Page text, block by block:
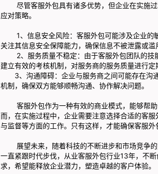
尽管客服外包具有诸多优势，但企业在实施过
应对策略。
1、信息安全风险：客服外包可能涉及企业的
关注其信息安全保障能力，确保信息不被泄露或滥
2、服务质量不稳定：由于客服外包团队的技
建立有效的考核机制，对服务商的服务质量进行
3、沟通障碍：企业与服务商之间可能存在沟
机制，确保双方能够顺畅沟通、协作解决问题。
客服外包作为一种有效的商业模式，能够帮助
而，在实施过程中，企业需要注意选择合适的客
与监督等方面的工作。只有这样，才能确保客服
展望未来，随着科技的不断进步和市场竞争的
一直紧跟时代步伐，从业客服外包行业13年，不
求，希望能释放企业潜力，塑造卓越的客户体验。